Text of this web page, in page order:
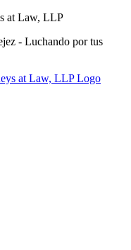
at Law, LLP
- Luchando por tus